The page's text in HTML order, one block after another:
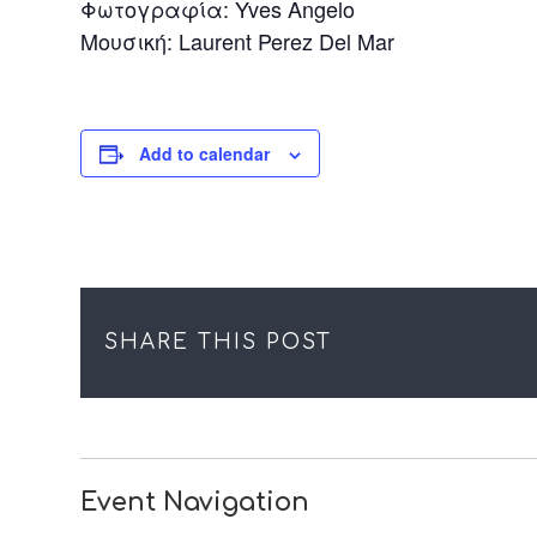
Φωτογραφία: Yves Angelo
Μουσική: Laurent Perez Del Mar
Add to calendar
SHARE THIS POST
Event Navigation